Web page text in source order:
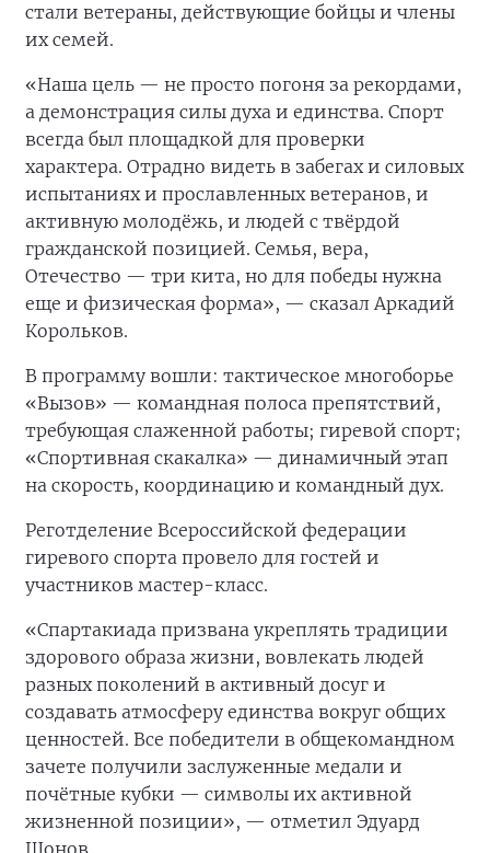
стали ветераны, действующие бойцы и члены
их семей.
«Наша цель — не просто погоня за рекордами,
а демонстрация силы духа и единства. Спорт
всегда был площадкой для проверки
характера. Отрадно видеть в забегах и силовых
испытаниях и прославленных ветеранов, и
активную молодёжь, и людей с твёрдой
гражданской позицией. Семья, вера,
Отечество — три кита, но для победы нужна
еще и физическая форма», — сказал Аркадий
Корольков.
В программу вошли: тактическое многоборье
«Вызов» — командная полоса препятствий,
требующая слаженной работы; гиревой спорт;
«Спортивная скакалка» — динамичный этап
на скорость, координацию и командный дух.
Реготделение Всероссийской федерации
гиревого спорта провело для гостей и
участников мастер-класс.
«Спартакиада призвана укреплять традиции
здорового образа жизни, вовлекать людей
разных поколений в активный досуг и
создавать атмосферу единства вокруг общих
ценностей. Все победители в общекомандном
зачете получили заслуженные медали и
почётные кубки — символы их активной
жизненной позиции», — отметил Эдуард
Шонов.